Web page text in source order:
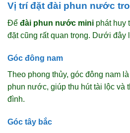
Vị trí đặt đài phun nước
Để đài phun nước mini phát huy
đặt cũng rất quan trọng. Dưới đây
Góc đông nam
Theo phong thủy, góc đông nam
phun nước, giúp thu hút tài lộc và
đình.
Góc tây bắc